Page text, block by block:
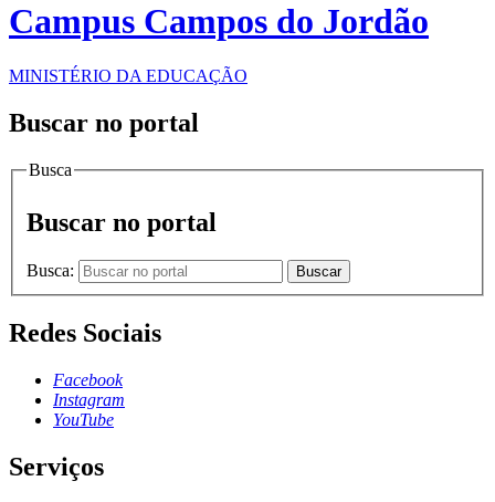
Campus Campos do Jordão
MINISTÉRIO DA EDUCAÇÃO
Buscar no portal
Busca
Buscar no portal
Busca: Buscar
Redes Sociais
Facebook
Instagram
YouTube
Serviços